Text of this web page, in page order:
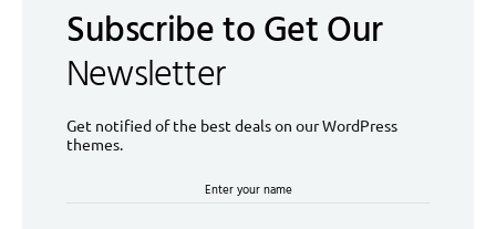
Subscribe to Get Our
Newsletter
Get notified of the best deals on our WordPress
themes.